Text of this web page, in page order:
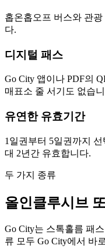
홉온홉오프 버스와 관
다.
디지털 패스
Go City 앱이나 PDF의
매표소 줄 서기도 없습
유연한 유효기간
1일권부터 5일권까지
대 2년간 유효합니다.
두 가지 종류
올인클루시브
Go City는 스톡홀름 패
류 모두 Go City에서 바